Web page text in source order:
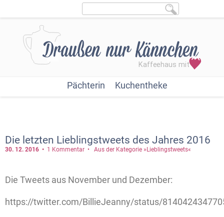
Pächterin Kuchentheke
Die letzten Lieblingstweets des Jahres 2016
30. 12. 2016 1 Kommentar Aus der Kategorie »Lieblingstweets«
Die Tweets aus November und Dezember:
https://twitter.com/BillieJeanny/status/